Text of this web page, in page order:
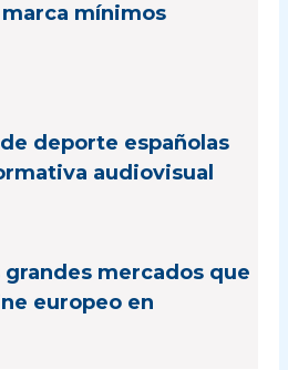
mínimos
deporte españolas
audiovisual
grandes mercados que
europeo en